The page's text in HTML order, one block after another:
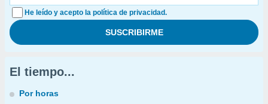
He leído y acepto la política de privacidad.
El tiempo...
Por horas